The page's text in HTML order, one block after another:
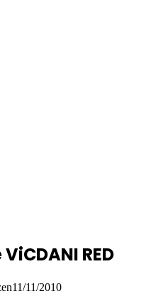
RED
11/11/2010